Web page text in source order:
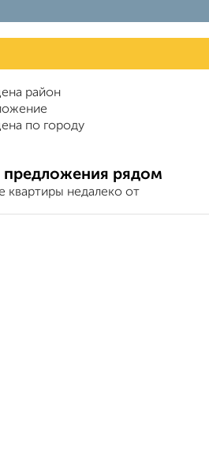
район
по городу
рядом
квартиры недалеко от